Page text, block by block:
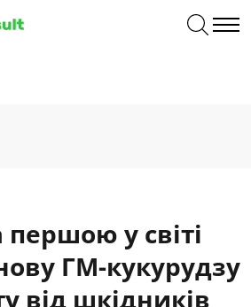
у світі
ГМ-кукурудзу
від шкідників